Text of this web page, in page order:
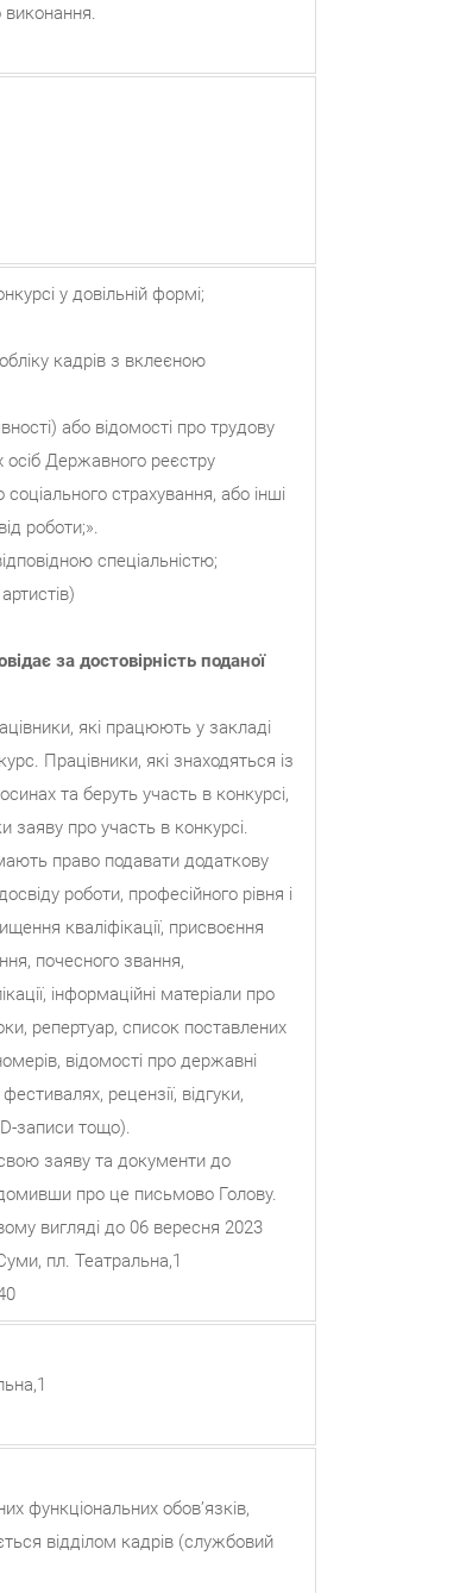
виконання.
у довільній формі;
кадрів з вклеєною
або відомості про трудову
осіб Державного реєстру
страхування, або інші
роботи;».
спеціальністю;
за достовірність поданої
які працюють у закладі
Працівники, які знаходяться із
та беруть участь в конкурсі,
заяву про участь в конкурсі.
право подавати додаткову
роботи, професійного рівня і
кваліфікації, присвоєння
почесного звання,
інформаційні матеріали про
репертуар, список поставлених
відомості про державні
рецензії, відгуки,
записи тощо).
заяву та документи до
про це письмово Голову.
вигляді до 06 вересня 2023
пл. Театральна,1
функціональних обов’язків,
відділом кадрів (службовий